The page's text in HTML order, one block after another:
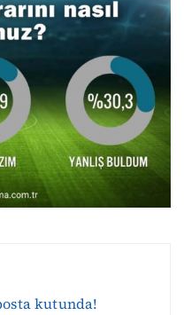
kutunda!